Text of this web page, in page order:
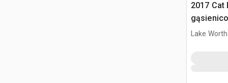
2017 Cat
Lake